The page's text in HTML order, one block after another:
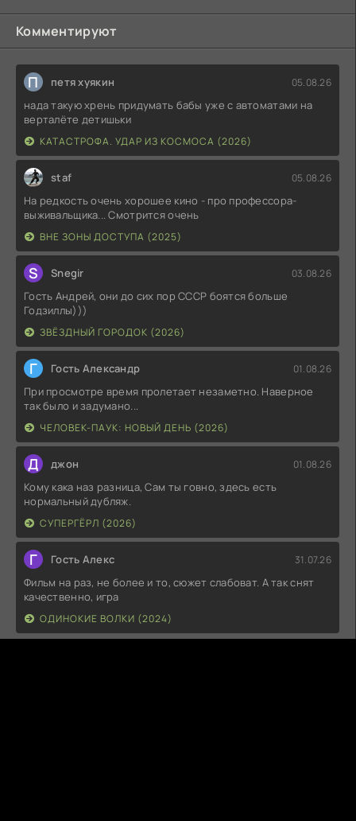
Комментируют
П петя хуякин 05.08.26
нада такую хрень придумать бабы уже с автоматами на
верталёте детишьки
КАТАСТРОФА. УДАР ИЗ КОСМОСА (2026)
staf 05.08.26
На редкость очень хорошее кино - про профессора-
выживальщика... Смотрится очень
ВНЕ ЗОНЫ ДОСТУПА (2025)
S Snegir 03.08.26
Гость Андрей, они до сих пор СССР боятся больше
Годзиллы)))
ЗВЁЗДНЫЙ ГОРОДОК (2026)
Г Гость Александр 01.08.26
При просмотре время пролетает незаметно. Наверное
так было и задумано...
ЧЕЛОВЕК-ПАУК: НОВЫЙ ДЕНЬ (2026)
Д джон 01.08.26
Кому кака наз разница, Сам ты говно, здесь есть
нормальный дубляж.
СУПЕРГЁРЛ (2026)
Г Гость Алекс 31.07.26
Фильм на раз, не более и то, сюжет слабоват. А так снят
качественно, игра
ОДИНОКИЕ ВОЛКИ (2024)